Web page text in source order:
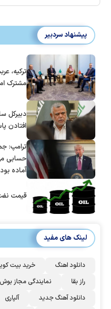
پیشنهاد سردبیر
ترکیه،
مشترک
دبیرکل
افتادن
ترامپ:
حسابی
آماده
قیمت نفت
لینک های مفید
دانلود اهنگ خرید بیت
راز بقا
نمایندگی مجاز بوش
دانلود آهنگ جدید
آلپاری